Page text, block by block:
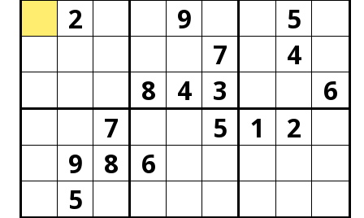
2 9
5
7
4
8
4 3
6
7
5 1
2
9
8
6
5